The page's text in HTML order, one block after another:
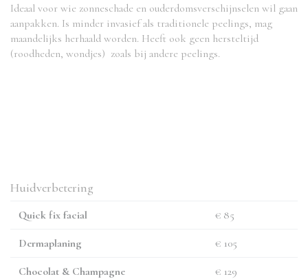
Ideaal voor wie zonneschade en ouderdomsverschijnselen wil gaan
aanpakken. Is minder invasief als traditionele peelings, mag
maandelijks herhaald worden. Heeft ook geen hersteltijd
(roodheden, wondjes) zoals bij andere peelings.
Huidverbetering
Quick fix facial € 85
Dermaplaning € 105
Chocolat & Champagne € 129